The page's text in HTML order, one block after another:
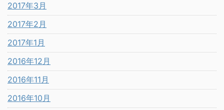
2017年3月
2017年2月
2017年1月
2016年12月
2016年11月
2016年10月